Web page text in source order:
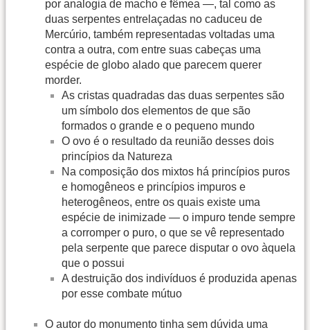
por analogia de macho e fêmea —, tal como as
duas serpentes entrelaçadas no caduceu de
Mercúrio, também representadas voltadas uma
contra a outra, com entre suas cabeças uma
espécie de globo alado que parecem querer
morder.
As cristas quadradas das duas serpentes são
um símbolo dos elementos de que são
formados o grande e o pequeno mundo
O ovo é o resultado da reunião desses dois
princípios da Natureza
Na composição dos mixtos há princípios puros
e homogêneos e princípios impuros e
heterogêneos, entre os quais existe uma
espécie de inimizade — o impuro tende sempre
a corromper o puro, o que se vê representado
pela serpente que parece disputar o ovo àquela
que o possui
A destruição dos indivíduos é produzida apenas
por esse combate mútuo
O autor do monumento tinha sem dúvida uma